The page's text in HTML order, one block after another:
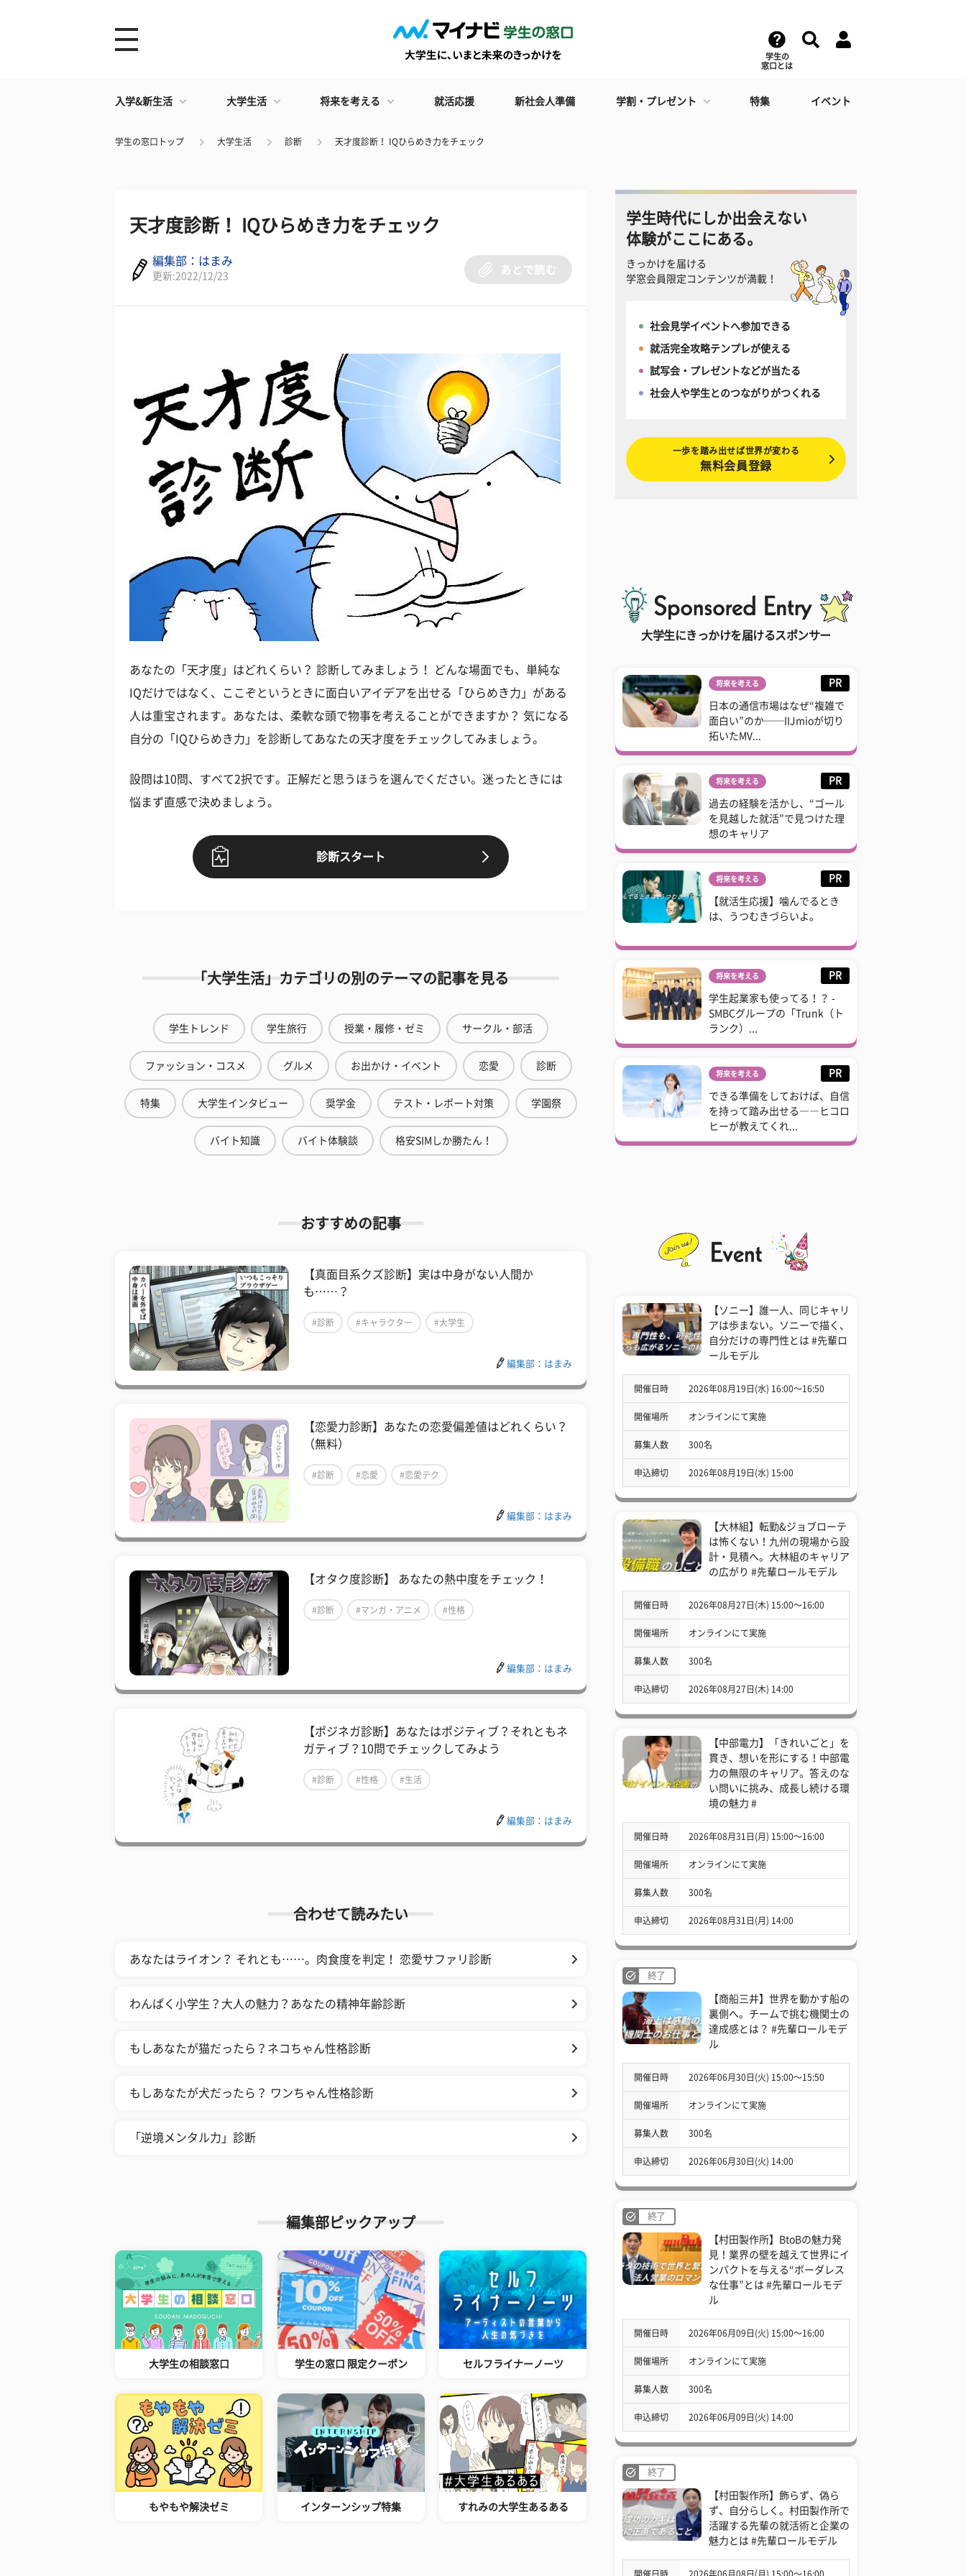
学生の
窓口とは
入学&新生活 大学生活 将来を考える 就活応援 新社会人準備 学割・プレゼント 特集 イベント
学生の窓口トップ 大学生活 診断 天才度診断！ IQひらめき力をチェック
天才度診断！ IQひらめき力をチェック
編集部：はまみ
更新:2022/12/23
あとで読む
あなたの「天才度」はどれくらい？ 診断してみましょう！ どんな場面でも、単純な
IQだけではなく、ここぞというときに面白いアイデアを出せる「ひらめき力」がある
人は重宝されます。あなたは、柔軟な頭で物事を考えることができますか？ 気になる
自分の「IQひらめき力」を診断してあなたの天才度をチェックしてみましょう。
設問は10問、すべて2択です。正解だと思うほうを選んでください。迷ったときには
悩まず直感で決めましょう。
診断スタート
「大学生活」カテゴリの別のテーマの記事を見る
学生トレンド 学生旅行 授業・履修・ゼミ サークル・部活
ファッション・コスメ グルメ お出かけ・イベント 恋愛 診断
特集 大学生インタビュー 奨学金 テスト・レポート対策 学園祭
バイト知識 バイト体験談 格安SIMしか勝たん！
おすすめの記事
【真面目系クズ診断】実は中身がない人間か
も……？
#診断 #キャラクター #大学生
編集部：はまみ
【恋愛力診断】あなたの恋愛偏差値はどれくらい？
（無料）
#診断 #恋愛 #恋愛テク
編集部：はまみ
【オタク度診断】 あなたの熱中度をチェック！
#診断 #マンガ・アニメ #性格
編集部：はまみ
【ポジネガ診断】あなたはポジティブ？それともネ
ガティブ？10問でチェックしてみよう
#診断 #性格 #生活
編集部：はまみ
合わせて読みたい
あなたはライオン？ それとも……。肉食度を判定！ 恋愛サファリ診断
わんぱく小学生？大人の魅力？あなたの精神年齢診断
もしあなたが猫だったら？ネコちゃん性格診断
もしあなたが犬だったら？ ワンちゃん性格診断
「逆境メンタル力」診断
編集部ピックアップ
大学生の相談窓口 学生の窓口 限定クーポン セルフライナーノーツ
もやもや解決ゼミ インターンシップ特集 すれみの大学生あるある
学生時代にしか出会えない
体験がここにある。
きっかけを届ける
学窓会員限定コンテンツが満載！
社会見学イベントへ参加できる
就活完全攻略テンプレが使える
試写会・プレゼントなどが当たる
社会人や学生とのつながりがつくれる
一歩を踏み出せば世界が変わる
無料会員登録
大学生にきっかけを届けるスポンサー
将来を考える PR
日本の通信市場はなぜ“複雑で
面白い”のか──IIJmioが切り
拓いたMV...
将来を考える PR
過去の経験を活かし、“ゴール
を見越した就活”で見つけた理
想のキャリア
将来を考える PR
【就活生応援】噛んでるとき
は、うつむきづらいよ。
将来を考える PR
学生起業家も使ってる！？ -
SMBCグループの「Trunk（ト
ランク）...
将来を考える PR
できる準備をしておけば、自信
を持って踏み出せる――ヒコロ
ヒーが教えてくれ...
【ソニー】誰一人、同じキャリ
アは歩まない。ソニーで描く、
自分だけの専門性とは #先輩ロ
ールモデル
開催日時 2026年08月19日(水) 16:00〜16:50
開催場所 オンラインにて実施
募集人数 300名
申込締切 2026年08月19日(水) 15:00
【大林組】転勤&ジョブローテ
は怖くない！九州の現場から設
計・見積へ。大林組のキャリア
の広がり #先輩ロールモデル
開催日時 2026年08月27日(木) 15:00〜16:00
開催場所 オンラインにて実施
募集人数 300名
申込締切 2026年08月27日(木) 14:00
【中部電力】「きれいごと」を
貫き、想いを形にする！中部電
力の無限のキャリア。答えのな
い問いに挑み、成長し続ける環
境の魅力 #
開催日時 2026年08月31日(月) 15:00〜16:00
開催場所 オンラインにて実施
募集人数 300名
申込締切 2026年08月31日(月) 14:00
終了
【商船三井】世界を動かす船の
裏側へ。チームで挑む機関士の
達成感とは？ #先輩ロールモデ
ル
開催日時 2026年06月30日(火) 15:00〜15:50
開催場所 オンラインにて実施
募集人数 300名
申込締切 2026年06月30日(火) 14:00
終了
【村田製作所】BtoBの魅力発
見！業界の壁を越えて世界にイ
ンパクトを与える“ボーダレス
な仕事”とは #先輩ロールモデ
ル
開催日時 2026年06月09日(火) 15:00〜16:00
開催場所 オンラインにて実施
募集人数 300名
申込締切 2026年06月09日(火) 14:00
終了
【村田製作所】飾らず、偽ら
ず、自分らしく。村田製作所で
活躍する先輩の就活術と企業の
魅力とは #先輩ロールモデル
開催日時 2026年06月08日(月) 15:00〜16:00